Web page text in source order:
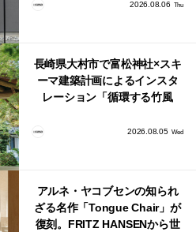
2026.08.06 Thu
長崎県大村市で富松神社×スキ
ーマ建築計画によるインスタ
レーション「循環する竹風
2026.08.05 Wed
アルネ・ヤコブセンの知られ
ざる名作「Tongue Chair」が
復刻。FRITZ HANSENから世